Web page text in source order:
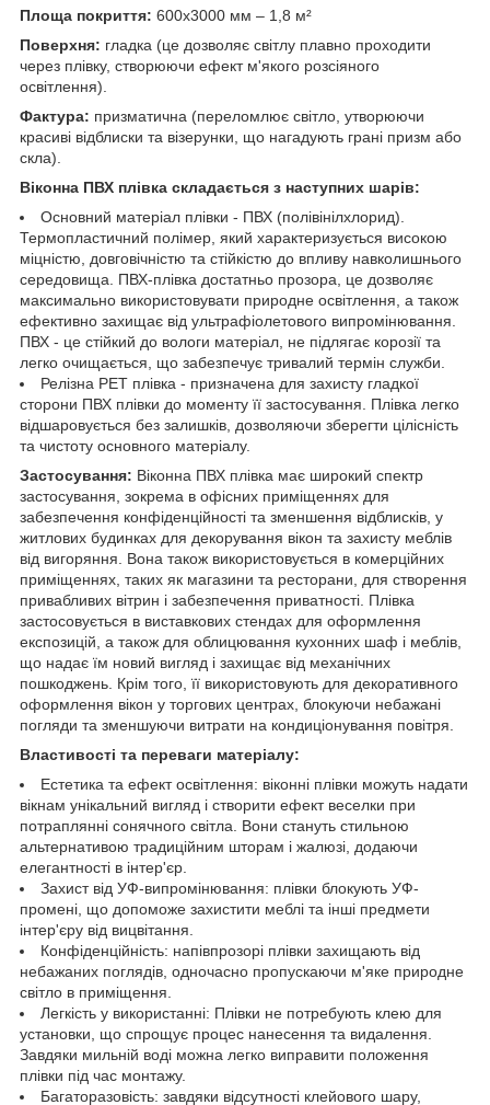
Площа покриття: 600х3000 мм – 1,8 м²
Поверхня: гладка (це дозволяє світлу плавно проходити
через плівку, створюючи ефект м'якого розсіяного
освітлення).
Фактура: призматична (переломлює світло, утворюючи
красиві відблиски та візерунки, що нагадують грані призм або
скла).
Віконна ПВХ плівка складається з наступних шарів:
Основний матеріал плівки - ПВХ (полівінілхлорид).
Термопластичний полімер, який характеризується високою
міцністю, довговічністю та стійкістю до впливу навколишнього
середовища. ПВХ-плівка достатньо прозора, це дозволяє
максимально використовувати природне освітлення, а також
ефективно захищає від ультрафіолетового випромінювання.
ПВХ - це стійкий до вологи матеріал, не підлягає корозії та
легко очищається, що забезпечує тривалий термін служби.
Релізна РЕТ плівка - призначена для захисту гладкої
сторони ПВХ плівки до моменту її застосування. Плівка легко
відшаровується без залишків, дозволяючи зберегти цілісність
та чистоту основного матеріалу.
Застосування: Віконна ПВХ плівка має широкий спектр
застосування, зокрема в офісних приміщеннях для
забезпечення конфіденційності та зменшення відблисків, у
житлових будинках для декорування вікон та захисту меблів
від вигоряння. Вона також використовується в комерційних
приміщеннях, таких як магазини та ресторани, для створення
привабливих вітрин і забезпечення приватності. Плівка
застосовується в виставкових стендах для оформлення
експозицій, а також для облицювання кухонних шаф і меблів,
що надає їм новий вигляд і захищає від механічних
пошкоджень. Крім того, її використовують для декоративного
оформлення вікон у торгових центрах, блокуючи небажані
погляди та зменшуючи витрати на кондиціонування повітря.
Властивості та переваги матеріалу:
Естетика та ефект освітлення: віконні плівки можуть надати
вікнам унікальний вигляд і створити ефект веселки при
потраплянні сонячного світла. Вони стануть стильною
альтернативою традиційним шторам і жалюзі, додаючи
елегантності в інтер'єр.
Захист від УФ-випромінювання: плівки блокують УФ-
промені, що допоможе захистити меблі та інші предмети
інтер'єру від вицвітання.
Конфіденційність: напівпрозорі плівки захищають від
небажаних поглядів, одночасно пропускаючи м'яке природне
світло в приміщення.
Легкість у використанні: Плівки не потребують клею для
установки, що спрощує процес нанесення та видалення.
Завдяки мильній воді можна легко виправити положення
плівки під час монтажу.
Багаторазовість: завдяки відсутності клейового шару,